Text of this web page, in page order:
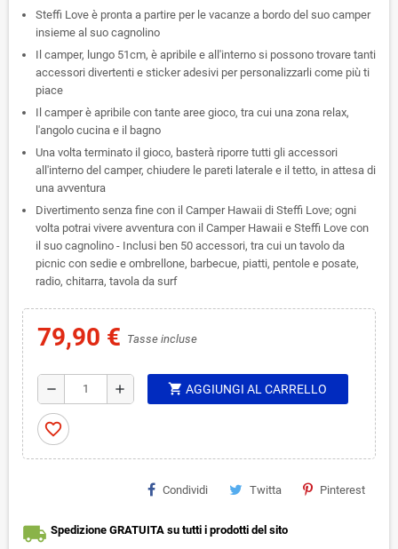
Steffi Love è pronta a partire per le vacanze a bordo del suo camper
insieme al suo cagnolino
Il camper, lungo 51cm, è apribile e all'interno si possono trovare tanti
accessori divertenti e sticker adesivi per personalizzarli come più ti
piace
Il camper è apribile con tante aree gioco, tra cui una zona relax,
l'angolo cucina e il bagno
Una volta terminato il gioco, basterà riporre tutti gli accessori
all'interno del camper, chiudere le pareti laterale e il tetto, in attesa di
una avventura
Divertimento senza fine con il Camper Hawaii di Steffi Love; ogni
volta potrai vivere avventura con il Camper Hawaii e Steffi Love con
il suo cagnolino - Inclusi ben 50 accessori, tra cui un tavolo da
picnic con sedie e ombrellone, barbecue, piatti, pentole e posate,
radio, chitarra, tavola da surf
79,90 € Tasse incluse
remove add shopping_cart AGGIUNGI AL CARRELLO
favorite_border
Condividi Twitta Pinterest
local_shipping Spedizione GRATUITA su tutti i prodotti del sito